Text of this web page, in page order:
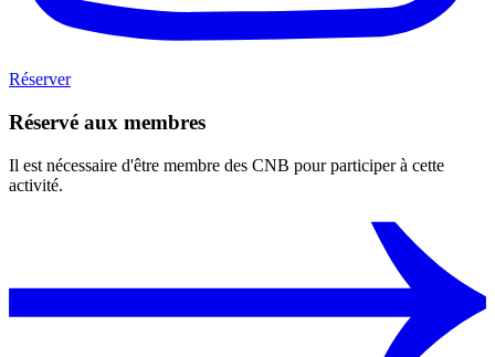
Réserver
Réservé aux membres
Il est nécessaire d'être membre des CNB pour participer à cette
activité.